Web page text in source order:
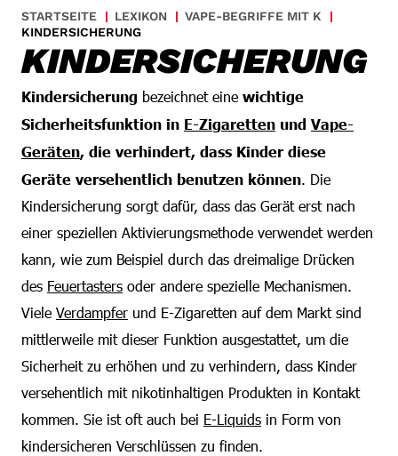
STARTSEITE LEXIKON
VAPE-BEGRIFFE MIT K
KINDERSICHERUNG
KINDERSICHERUNG
Kindersicherung bezeichnet eine wichtige
Sicherheitsfunktion in E-Zigaretten und Vape-
Geräten, die verhindert, dass Kinder diese
Geräte versehentlich benutzen können. Die
Kindersicherung sorgt dafür, dass das Gerät erst nach
einer speziellen Aktivierungsmethode verwendet werden
kann, wie zum Beispiel durch das dreimalige Drücken
des Feuertasters oder andere spezielle Mechanismen.
Viele Verdampfer und E-Zigaretten auf dem Markt sind
mittlerweile mit dieser Funktion ausgestattet, um die
Sicherheit zu erhöhen und zu verhindern, dass Kinder
versehentlich mit nikotinhaltigen Produkten in Kontakt
kommen. Sie ist oft auch bei E-Liquids in Form von
kindersicheren Verschlüssen zu finden.